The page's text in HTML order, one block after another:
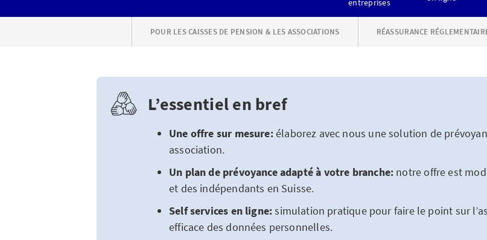
entreprises
POUR LES CAISSES DE PENSION & LES ASSOCIATIONS RÉASSURANCE
L’essentiel en bref
Une offre sur mesure:élaborez avec nous une solution de
association.
Un plan de prévoyance adapté à votre branche: notre offre est
et des indépendants en Suisse.
Self services en ligne:simulation pratique pour faire le point sur
efficace des données personnelles.